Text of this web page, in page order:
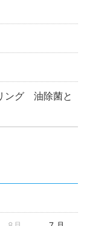
ング 油除菌と